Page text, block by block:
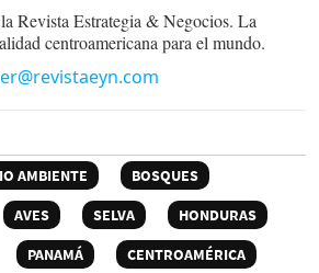
Revista Estrategia & Negocios. La
centroamericana para el mundo.
AMBIENTE
BOSQUES
AVES SELVA
HONDURAS
PANAMÁ
CENTROAMÉRICA